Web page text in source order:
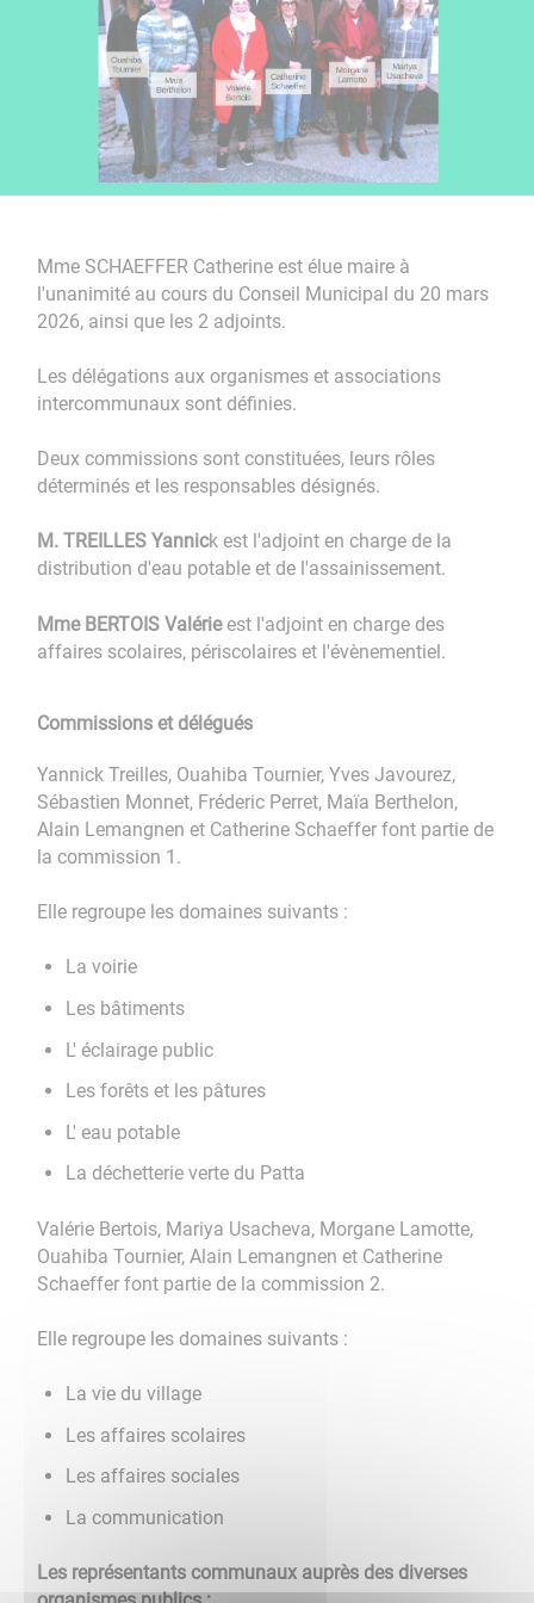
Mme SCHAEFFER Catherine est élue maire à
l'unanimité au cours du Conseil Municipal du 20 mars
2026, ainsi que les 2 adjoints.
Les délégations aux organismes et associations
intercommunaux sont définies.
Deux commissions sont constituées, leurs rôles
déterminés et les responsables désignés.
M. TREILLES Yannick est l'adjoint en charge de la
distribution d'eau potable et de l'assainissement.
Mme BERTOIS Valérieest l'adjoint en charge des
affaires scolaires, périscolaires et l'évènementiel.
Commissions et délégués
Yannick Treilles, Ouahiba Tournier, Yves Javourez,
Sébastien Monnet, Fréderic Perret, Maïa Berthelon,
Alain Lemangnen et Catherine Schaeffer font partie de
la commission 1.
Elle regroupe les domaines suivants :
La voirie
Les bâtiments
L' éclairage public
Les forêts et les pâtures
L' eau potable
La déchetterie verte du Patta
Valérie Bertois, Mariya Usacheva, Morgane Lamotte,
Ouahiba Tournier, Alain Lemangnen et Catherine
Schaeffer font partie de la commission 2.
Elle regroupe les domaines suivants :
La vie du village
Les affaires scolaires
Les affaires sociales
La communication
Les représentants communaux auprès des diverses